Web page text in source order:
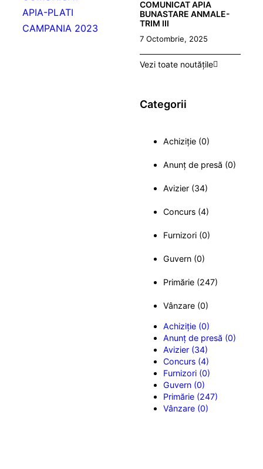
APIA-PLATI
CAMPANIA 2023
COMUNICAT APIA
BUNASTARE ANMALE-
TRIM III
7 Octombrie, 2025
Vezi toate noutățile
Categorii
Achiziție (0)
Anunț de presă (0)
Avizier (34)
Concurs (4)
Furnizori (0)
Guvern (0)
Primărie (247)
Vânzare (0)
Achiziție (0)
Anunț de presă (0)
Avizier (34)
Concurs (4)
Furnizori (0)
Guvern (0)
Primărie (247)
Vânzare (0)